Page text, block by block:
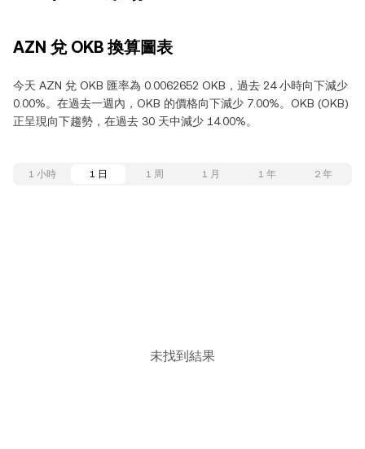
AZN 兌 OKB 換算圖表
今天 AZN 兌 OKB 匯率為 0.0062652 OKB，過去 24 小時向下減少
0.00%。在過去一週內，OKB 的價格向下減少 7.00%。OKB (OKB)
正呈現向下趨勢，在過去 30 天中減少 14.00%。
1 小時 1 日 1 周 1 月 1 年 2 年
未找到結果